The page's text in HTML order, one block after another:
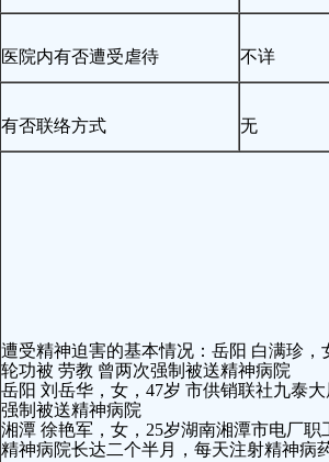
医院内有否遭受虐待 不详
有否联络方式 无
遭受精神迫害的基本情况：岳阳 白满珍
轮功被 劳教 曾两次强制被送精神病院
岳阳 刘岳华，女，47岁 市供销联社九泰
强制被送精神病院
湘潭 徐艳军，女，25岁湖南湘潭市电厂
精神病院长达二个半月，每天注射精神病